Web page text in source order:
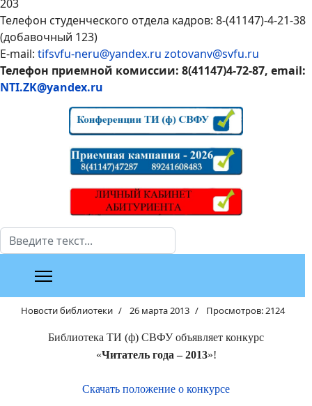
203
Телефон студенческого отдела кадров: 8-(41147)-4-21-38
(добавочный 123)
E-mail: tifsvfu-neru@yandex.ru zotovanv@svfu.ru
Телефон приемной комиссии: 8(41147)4-72-87, email:
NTI.ZK@yandex.ru
Поиск
Новости библиотеки 26 марта 2013 Просмотров: 2124
Библиотека ТИ (ф) СВФУ объявляет конкурс
«Читатель года – 2013»!
Скачать положение о конкурсе